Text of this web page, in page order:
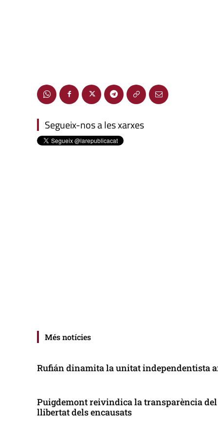
Segueix-nos a les xarxes
Més notícies
Rufián dinamita la unitat independentista
Puigdemont reivindica la transparència
llibertat dels encausats